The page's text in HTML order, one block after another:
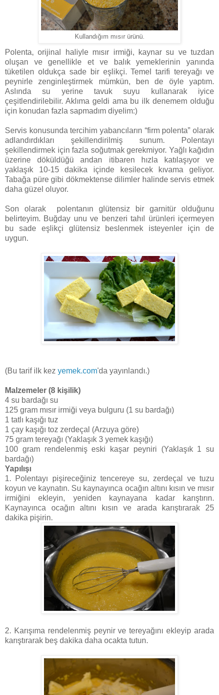
Kullandığım mısır ürünü.
Polenta, orijinal haliyle mısır irmiği, kaynar su ve tuzdan
oluşan ve genellikle et ve balık yemeklerinin yanında
tüketilen oldukça sade bir eşlikçi. Temel tarifi tereyağı ve
peynirle zenginleştirmek mümkün, ben de öyle yaptım.
Aslında su yerine tavuk suyu kullanarak iyice
çeşitlendirilebilir. Aklıma geldi ama bu ilk denemem olduğu
için konudan fazla sapmadım diyelim:)
Servis konusunda tercihim yabancıların “firm polenta” olarak
adlandırdıkları şekillendirilmiş sunum. Polentayı
şekillendirmek için fazla soğutmak gerekmiyor. Yağlı kağıdın
üzerine döküldüğü andan itibaren hızla katılaşıyor ve
yaklaşık 10-15 dakika içinde kesilecek kıvama geliyor.
Tabağa püre gibi dökmektense dilimler halinde servis etmek
daha güzel oluyor.
Son olarak polentanın glütensiz bir garnitür olduğunu
belirteyim. Buğday unu ve benzeri tahıl ürünleri içermeyen
bu sade eşlikçi glütensiz beslenmek isteyenler için de
uygun.
(Bu tarif ilk kez yemek.com'da yayınlandı.)
Malzemeler (8 kişilik)
4 su bardağı su
125 gram mısır irmiği veya bulguru (1 su bardağı)
1 tatlı kaşığı tuz
1 çay kaşığı toz zerdeçal (Arzuya göre)
75 gram tereyağı (Yaklaşık 3 yemek kaşığı)
100 gram rendelenmiş eski kaşar peyniri (Yaklaşık 1 su
bardağı)
Yapılışı
1. Polentayı pişireceğiniz tencereye su, zerdeçal ve tuzu
koyun ve kaynatın. Su kaynayınca ocağın altını kısın ve mısır
irmiğini ekleyin, yeniden kaynayana kadar karıştırın.
Kaynayınca ocağın altını kısın ve arada karıştırarak 25
dakika pişirin.
2. Karışıma rendelenmiş peynir ve tereyağını ekleyip arada
karıştırarak beş dakika daha ocakta tutun.